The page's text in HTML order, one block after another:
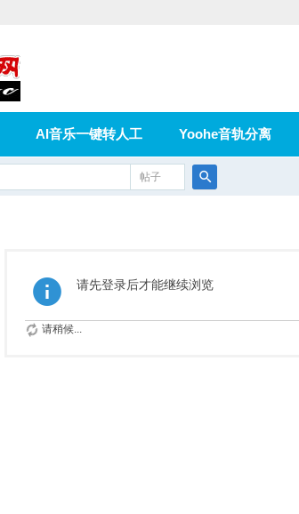
AI音乐一键转人工 Yoohe音轨分离
在线论坛
帖子
请先登录后才能继续浏览
请稍候...